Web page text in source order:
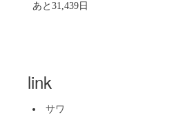
あと31,439日
link
サワ